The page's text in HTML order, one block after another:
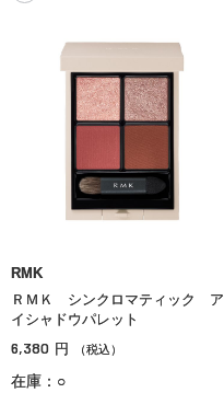
RMK
ＲＭＫ シンクロマティック ア
イシャドウパレット
6,380 円 （税込）
在庫：○